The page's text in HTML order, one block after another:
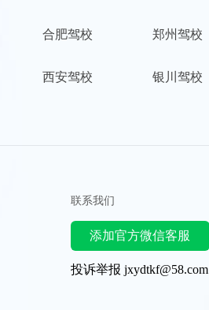
合肥驾校 郑州驾校
西安驾校 银川驾校
联系我们
添加官方微信客服
投诉举报 jxydtkf@58.com